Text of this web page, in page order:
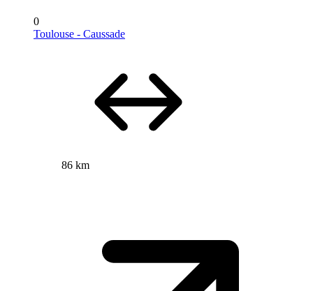
0
Toulouse - Caussade
86 km